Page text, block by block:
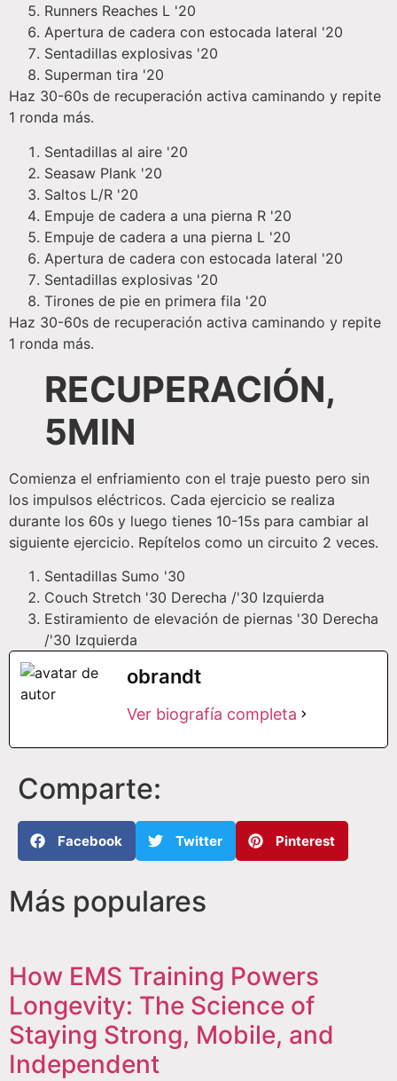
Runners Reaches L '20
Apertura de cadera con estocada lateral '20
Sentadillas explosivas '20
Superman tira '20
Haz 30-60s de recuperación activa caminando y repite
1 ronda más.
Sentadillas al aire '20
Seasaw Plank '20
Saltos L/R '20
Empuje de cadera a una pierna R '20
Empuje de cadera a una pierna L '20
Apertura de cadera con estocada lateral '20
Sentadillas explosivas '20
Tirones de pie en primera fila '20
Haz 30-60s de recuperación activa caminando y repite
1 ronda más.
RECUPERACIÓN,
5MIN
Comienza el enfriamiento con el traje puesto pero sin
los impulsos eléctricos. Cada ejercicio se realiza
durante los 60s y luego tienes 10-15s para cambiar al
siguiente ejercicio. Repítelos como un circuito 2 veces.
Sentadillas Sumo '30
Couch Stretch '30 Derecha /'30 Izquierda
Estiramiento de elevación de piernas '30 Derecha
/'30 Izquierda
obrandt
Ver biografía completa
Comparte:
Facebook Twitter Pinterest
Más populares
How EMS Training Powers
Longevity: The Science of
Staying Strong, Mobile, and
Independent